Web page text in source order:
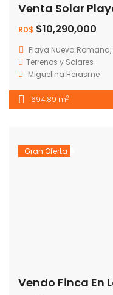
Venta Solar
RD$ $10,290,000
Playa Nueva Romana,
Terrenos y Solares
Miguelina Herasme
694.89 m2
Gran Oferta
Vendo Finca En